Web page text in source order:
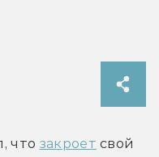
что закроет свой